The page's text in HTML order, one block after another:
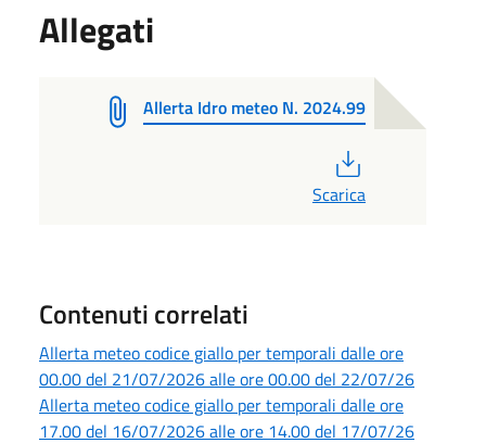
Allegati
Allerta Idro meteo N. 2024.99
Scarica
Contenuti correlati
Allerta meteo codice giallo per temporali dalle ore
00.00 del 21/07/2026 alle ore 00.00 del 22/07/26
Allerta meteo codice giallo per temporali dalle ore
17.00 del 16/07/2026 alle ore 14.00 del 17/07/26